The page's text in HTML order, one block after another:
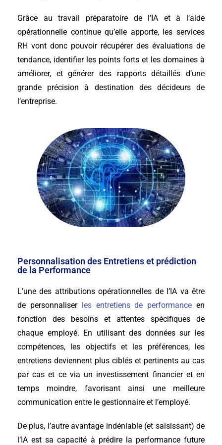
Grâce au travail préparatoire de l’IA et à l’aide
opérationnelle continue qu’elle apporte, les services
RH vont donc pouvoir récupérer des évaluations de
tendance, identifier les points forts et les domaines à
améliorer, et générer des rapports détaillés d’une
grande précision à destination des décideurs de
l’entreprise.
Personnalisation des Entretiens et prédiction
de la Performance
L’une des attributions opérationnelles de l’IA va être
de personnaliser les entretiens de performance en
fonction des besoins et attentes spécifiques de
chaque employé. En utilisant des données sur les
compétences, les objectifs et les préférences, les
entretiens deviennent plus ciblés et pertinents au cas
par cas et ce via un investissement financier et en
temps moindre, favorisant ainsi une meilleure
communication entre le gestionnaire et l’employé.
De plus, l’autre avantage indéniable (et saisissant) de
l’IA est sa capacité à prédire la performance future